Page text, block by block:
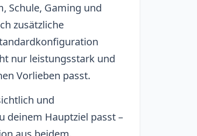
Schule, Gaming und
zusätzliche
nur leistungsstark und
Vorlieben passt.
und
deinem Hauptziel passt –